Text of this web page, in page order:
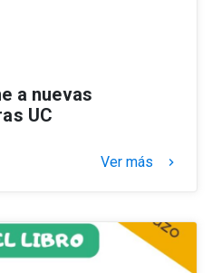
a nuevas
UC
Ver más keyboard_arrow_right